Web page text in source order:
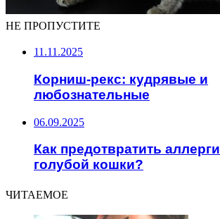
НЕ ПРОПУСТИТЕ
11.11.2025
Корниш-рекс: кудрявые и
любознательные
06.09.2025
Как предотвратить
голубой кошки?
ЧИТАЕМОЕ